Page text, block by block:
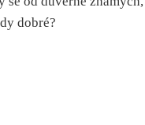
dobré?